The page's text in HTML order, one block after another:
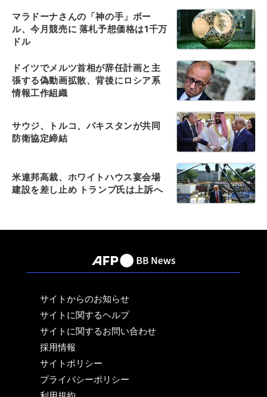
マラドーナさんの「神の手」ボー
ル、今月競売に 落札予想価格は1千万
ドル
ドイツでメルツ首相が辞任計画と主
張する偽動画拡散、背後にロシア系
情報工作組織
サウジ、トルコ、パキスタンが共同
防衛協定締結
米連邦高裁、ホワイトハウス宴会場
建設を差し止め トランプ氏は上訴へ
サイトからのお知らせ
サイトに関するヘルプ
サイトに関するお問い合わせ
採用情報
サイトポリシー
プライバシーポリシー